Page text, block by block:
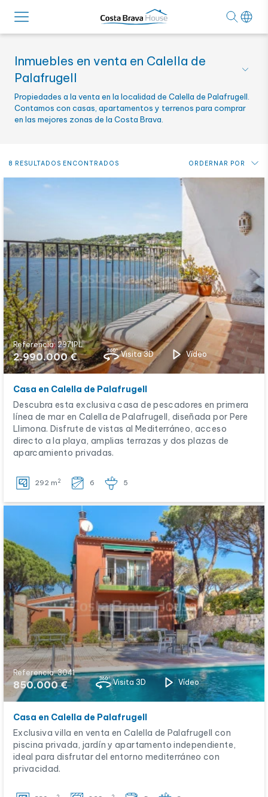
Inmuebles en venta en Calella de
Palafrugell
Propiedades a la venta en la localidad de Calella de Palafrugell.
Contamos con casas, apartamentos y terrenos para comprar
en las mejores zonas de la Costa Brava.
8 RESULTADOS ENCONTRADOS ORDERNAR POR
Precio: de más bajo a más alto
Precio: de más alto a más bajo
Alfabético por referencia
Referencia: 2971PL
2.990.000 € Visita 3D Vídeo
Casa en Calella de Palafrugell
Descubra esta exclusiva casa de pescadores en primera
línea de mar en Calella de Palafrugell, diseñada por Pere
Llimona. Disfrute de vistas al Mediterráneo, acceso
directo a la playa, amplias terrazas y dos plazas de
aparcamiento privadas.
292 m 2 6 5
Referencia: 3041
850.000 € Visita 3D Vídeo
Casa en Calella de Palafrugell
Exclusiva villa en venta en Calella de Palafrugell con
piscina privada, jardín y apartamento independiente,
ideal para disfrutar del entorno mediterráneo con
privacidad.